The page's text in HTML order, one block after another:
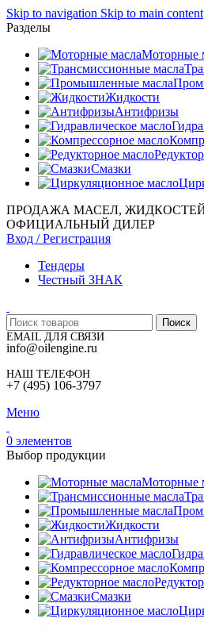
Skip to navigation Skip to main content
Разделы
Моторные
Жидкости
Антифризы
Смазки
ПРОДАЖА МАСЕЛ,
ОФИЦИАЛЬНЫЙ ДИЛЕР
Вход / Регистрация
Тендеры
Честный ЗНАК
Поиск
EMAIL ДЛЯ СВЯЗИ
info@oilengine.ru
НАШ ТЕЛЕФОН
+7 (495) 106-3797
Меню
0 элементов
Выбор продукции
Моторные
Жидкости
Антифризы
Смазки